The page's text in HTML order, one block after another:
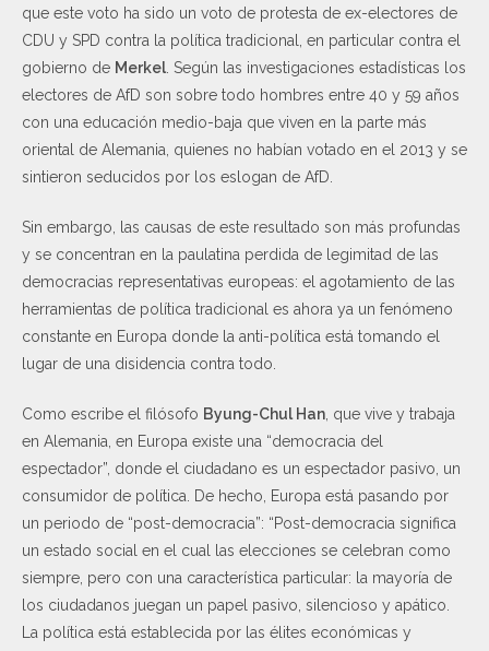
que este voto ha sido un voto de protesta de ex-electores de
CDU y SPD contra la política tradicional, en particular contra el
gobierno de Merkel . Según las investigaciones estadísticas los
electores de AfD son sobre todo hombres entre 40 y 59 años
con una educación medio-baja que viven en la parte más
oriental de Alemania, quienes no habían votado en el 2013 y se
sintieron seducidos por los eslogan de AfD.
Sin embargo, las causas de este resultado son más profundas
y se concentran en la paulatina perdida de legimitad de las
democracias representativas europeas: el agotamiento de las
herramientas de política tradicional es ahora ya un fenómeno
constante en Europa donde la anti-política está tomando el
lugar de una disidencia contra todo.
Como escribe el filósofo Byung-Chul Han , que vive y trabaja
en Alemania, en Europa existe una “democracia del
espectador”, donde el ciudadano es un espectador pasivo, un
consumidor de política. De hecho, Europa está pasando por
un periodo de “post-democracia”: “Post-democracia significa
un estado social en el cual las elecciones se celebran como
siempre, pero con una característica particular: la mayoría de
los ciudadanos juegan un papel pasivo, silencioso y apático.
La política está establecida por las élites económicas y